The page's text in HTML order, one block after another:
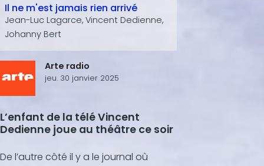
Il ne m'est jamais rien arrivé
Jean-Luc Lagarce, Vincent Dedienne,
Johanny Bert
Arte radio
jeu. 30 janvier 2025
L’enfant de la télé Vincent
Dedienne joue au théâtre ce soir
De l’autre côté il y a le journal où